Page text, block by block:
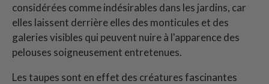
considérées comme indésirables dans les jardins, car
elles laissent derrière elles des monticules et des
galeries visibles qui peuvent nuire à l'apparence des
pelouses soigneusement entretenues.
Les taupes sont en effet des créatures fascinantes